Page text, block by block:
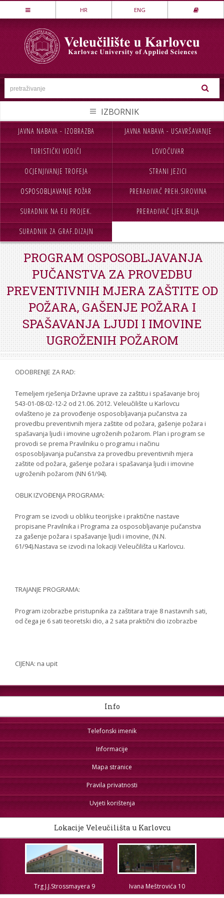
Stručni studij
LOVSTVO I ZAŠTITA PRIRODE
MEHATRONIKA
PREHRAMBENA TEHNOLOGIJA
SIGURNOST I ZAŠTITA
TEKSTILSTVO
UGOSTITELJSTVO
Specijalistički studij
POSLOVNO UPRAVLJANJE
SIGURNOST I ZAŠTITA
STROJARSTVO
HR ENG
NASLOVNA UPISI
VELEUČILIŠTE STUDIJ
STUDENTI MEĐ.SURADNJA
CJELOŽIVOTNO UČENJE INFORMACIJE
NABAVA KONTAKT
SKUP ZRZZ
JAVNA NABAVA - IZOBRAZBA JAVNA NABAVA - USAVRŠAVANJE
TURISTIČKI VODIČI LOVOČUVAR
OCJENJIVANJE TROFEJA STRANI JEZICI
OSPOSOBLJAVANJE POŽAR PRERAĐIVAČ PREH.SIROVINA
SURADNIK NA EU PROJEK. PRERAĐIVAČ LJEK.BILJA
SURADNIK ZA GRAF.DIZAJN
PROGRAM OSPOSOBLJAVANJA
PUČANSTVA ZA PROVEDBU
PREVENTIVNIH MJERA ZAŠTITE OD
POŽARA, GAŠENJE POŽARA I
SPAŠAVANJA LJUDI I IMOVINE
UGROŽENIH POŽAROM
ODOBRENJE ZA RAD:
Temeljem rješenja Državne uprave za zaštitu i spašavanje broj
543-01-08-02-12-2 od 21.06. 2012. Veleučilište u Karlovcu
ovlašteno je za provođenje osposobljavanja pučanstva za
provedbu preventivnih mjera zaštite od požara, gašenje požara i
spašavanja ljudi i imovine ugroženih požarom. Plan i program se
provodi se prema Pravilniku o programu i načinu
osposobljavanja pučanstva za provedbu preventivnih mjera
zaštite od požara, gašenje požara i spašavanja ljudi i imovine
ugroženih požarom (NN 61/94).
OBLIK IZVOĐENJA PROGRAMA:
Program se izvodi u obliku teorijske i praktične nastave
propisane Pravilnika i Programa za osposobljavanje pučanstva
za gašenje požara i spašavanje ljudi i imovine, (N.N.
61/94).Nastava se izvodi na lokaciji Veleučilišta u Karlovcu.
TRAJANJE PROGRAMA:
Program izobrazbe pristupnika za zaštitara traje 8 nastavnih sati,
od čega je 6 sati teoretski dio, a 2 sata praktični dio izobrazbe
CIJENA: na upit
Info
Telefonski imenik
Informacije
Mapa stranice
Pravila privatnosti
Uvjeti korištenja
Lokacije Veleučilišta u Karlovcu
Trg J.J.Strossmayera 9 Ivana Meštrovića 10